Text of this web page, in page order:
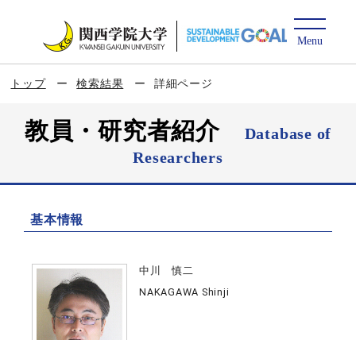
トップ 検索結果 詳細ページ
教員・研究者紹介
Database of
Researchers
基本情報
中川 慎二
NAKAGAWA Shinji